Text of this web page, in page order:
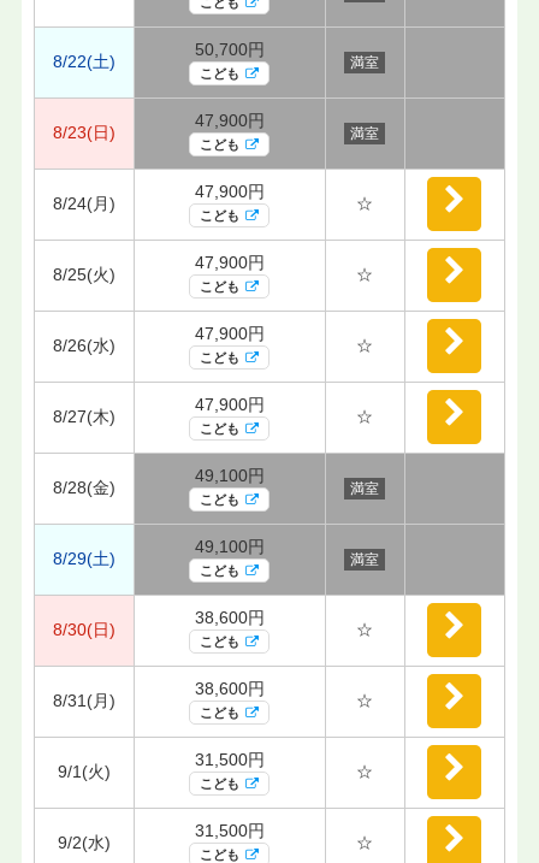
8/22(土)
50,700円
こども
満室
8/23(日)
47,900円
こども
満室
8/24(月)
47,900円
こども
☆
8/25(火)
47,900円
こども
☆
8/26(水)
47,900円
こども
☆
8/27(木)
47,900円
こども
☆
8/28(金)
49,100円
こども
満室
8/29(土)
49,100円
こども
満室
8/30(日)
38,600円
こども
☆
8/31(月)
38,600円
こども
☆
9/1(火)
31,500円
こども
☆
9/2(水)
31,500円
こども
☆